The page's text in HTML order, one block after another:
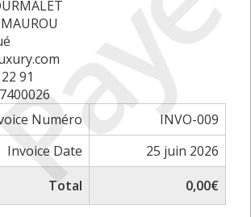
91
Numéro
INVO-009
Invoice Date
25 juin 2026
Total
0,00€